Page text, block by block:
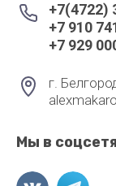
+7(4722)
+7 910
+7 929
г.
Мы в